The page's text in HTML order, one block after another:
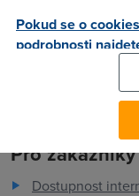
Osobni zkusenost
Pro zákazníky
Dostupnost
Pokud se o
podrobnosti